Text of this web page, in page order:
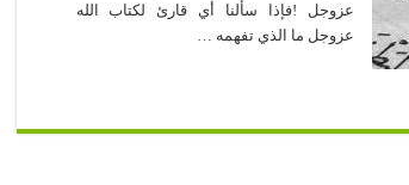
عزوجل !فإذا سألنا أي قارئ لكتاب الله
عزوجل ما الذي تفهمه …